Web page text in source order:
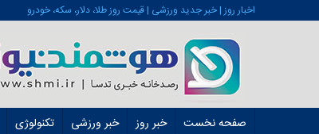
اخبار روز | خبر جدید ورزشی | قیمت روز طلا، دلار، سکه، خودرو
صفحه نخست خبر روز خبر ورزشی تکنولوژی